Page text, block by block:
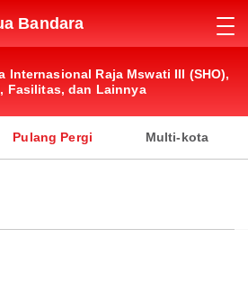
Bandara
Internasional Raja Mswati III (SHO),
Fasilitas, dan Lainnya
Pulang Pergi Multi-kota